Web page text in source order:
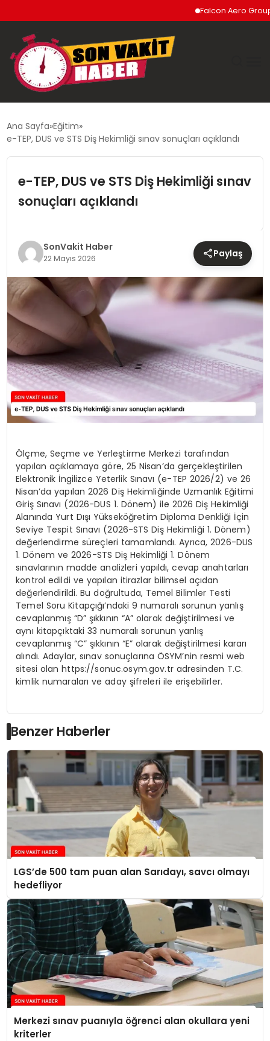
Falcon Aero Group,
DÜNYA
EKONOMI
SPOR
TEKNOLOJI
YAŞAM
Ana Sayfa Eğitim
e-TEP, DUS ve STS Diş Hekimliği sınav sonuçları açıklandı
e-TEP, DUS ve STS Diş Hekimliği sınav
sonuçları açıklandı
SonVakit Haber
22 Mayıs 2026 Paylaş
Ölçme, Seçme ve Yerleştirme Merkezi tarafından
yapılan açıklamaya göre, 25 Nisan’da gerçekleştirilen
Elektronik İngilizce Yeterlik Sınavı (e-TEP 2026/2) ve 26
Nisan’da yapılan 2026 Diş Hekimliğinde Uzmanlık Eğitimi
Giriş Sınavı (2026-DUS 1. Dönem) ile 2026 Diş Hekimliği
Alanında Yurt Dışı Yükseköğretim Diploma Denkliği İçin
Seviye Tespit Sınavı (2026-STS Diş Hekimliği 1. Dönem)
değerlendirme süreçleri tamamlandı. Ayrıca, 2026-DUS
1. Dönem ve 2026-STS Diş Hekimliği 1. Dönem
sınavlarının madde analizleri yapıldı, cevap anahtarları
kontrol edildi ve yapılan itirazlar bilimsel açıdan
değerlendirildi. Bu doğrultuda, Temel Bilimler Testi
Temel Soru Kitapçığı’ndaki 9 numaralı sorunun yanlış
cevaplanmış “D” şıkkının “A” olarak değiştirilmesi ve
aynı kitapçıktaki 33 numaralı sorunun yanlış
cevaplanmış “C” şıkkının “E” olarak değiştirilmesi kararı
alındı. Adaylar, sınav sonuçlarına ÖSYM’nin resmi web
sitesi olan https://sonuc.osym.gov.tr adresinden T.C.
kimlik numaraları ve aday şifreleri ile erişebilirler.
Benzer Haberler
LGS’de 500 tam puan alan Sarıdayı, savcı olmayı
hedefliyor
Merkezi sınav puanıyla öğrenci alan okullara yeni
kriterler